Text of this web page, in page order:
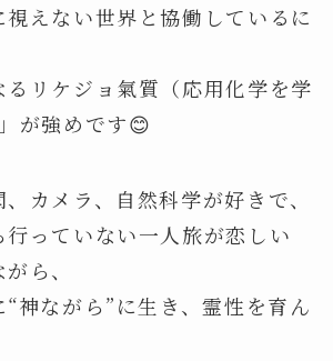
えない世界と協働しているに
るリケジョ氣質（応用化学を学
が強めです😊
カメラ、自然科学が好きで、
っていない一人旅が恋しい
ら、
神ながら”に生き、霊性を育ん